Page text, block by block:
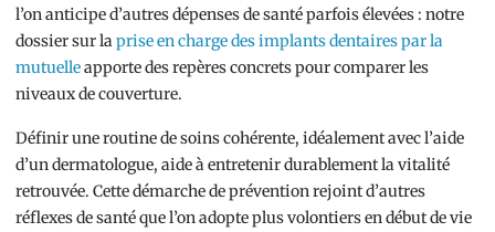
l’on anticipe d’autres dépenses de santé parfois élevées : notre
dossier sur laprise en charge des implants dentaires par la
mutuelleapporte des repères concrets pour comparer les
niveaux de couverture.
Définir une routine de soins cohérente, idéalement avec l’aide
d’un dermatologue, aide à entretenir durablement la vitalité
retrouvée. Cette démarche de prévention rejoint d’autres
réflexes de santé que l’on adopte plus volontiers en début de vie